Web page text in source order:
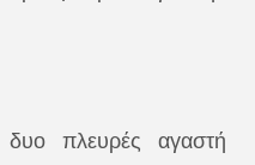
πλευρές αγαστή